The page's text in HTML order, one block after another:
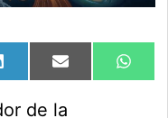
Compartir
en
LinkedInCompartir
en
Email
en
de la